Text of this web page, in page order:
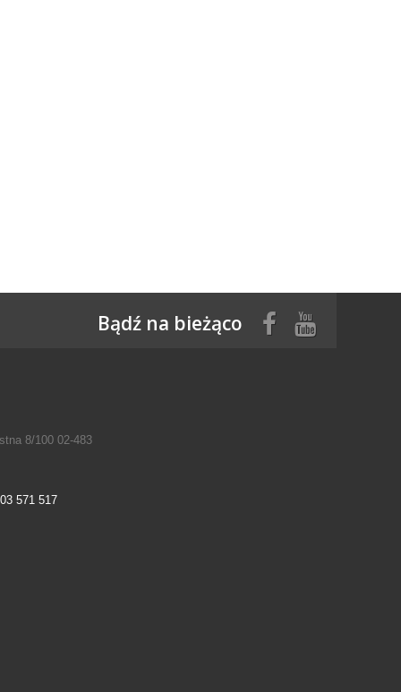
Bądź na bieżąco
8/100 02-483
571 517